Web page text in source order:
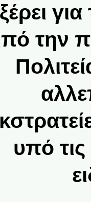
ξέρει
την
υπό